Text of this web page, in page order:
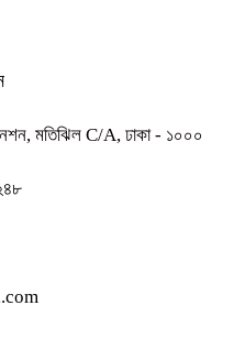
মতিঝিল C/A, ঢাকা - ১০০০